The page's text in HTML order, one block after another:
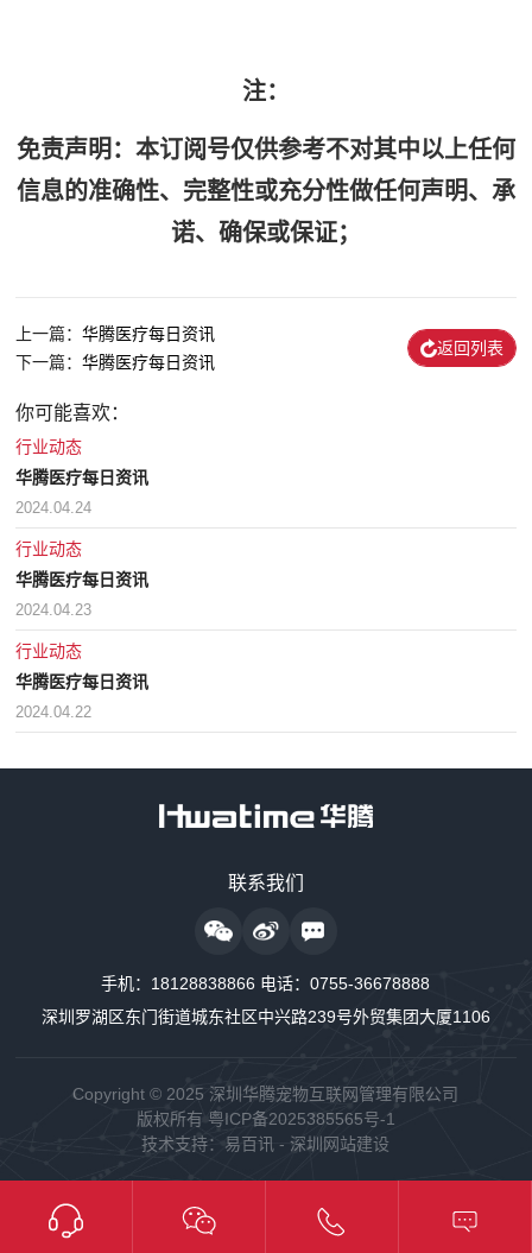
注：
免责声明：本订阅号仅供参考不对其中以上任何
信息的准确性、完整性或充分性做任何声明、承
诺、确保或保证；
上一篇：华腾医疗每日资讯
下一篇：华腾医疗每日资讯
返回列表
你可能喜欢：
行业动态
华腾医疗每日资讯
2024.04.24
行业动态
华腾医疗每日资讯
2024.04.23
行业动态
华腾医疗每日资讯
2024.04.22
联系我们
手机： 18128838866 电话：0755-36678888
深圳罗湖区东门街道城东社区中兴路239号外贸集团大厦1106
Copyright © 2025 深圳华腾宠物互联网管理有限公司
版权所有 粤ICP备2025385565号-1
技术支持： 易百讯 - 深圳网站建设
18128838889
24小时供氧系统售后服务
18128838848